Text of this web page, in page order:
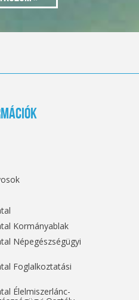
Kormányablak
Népegészségügyi
Foglalkoztatási
Élelmiszerlánc-